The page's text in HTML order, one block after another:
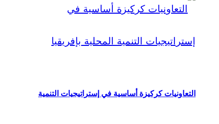
التعاونيات كركيزة أساسية في إستراتيجيات التنمية